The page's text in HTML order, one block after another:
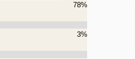
78%
3%